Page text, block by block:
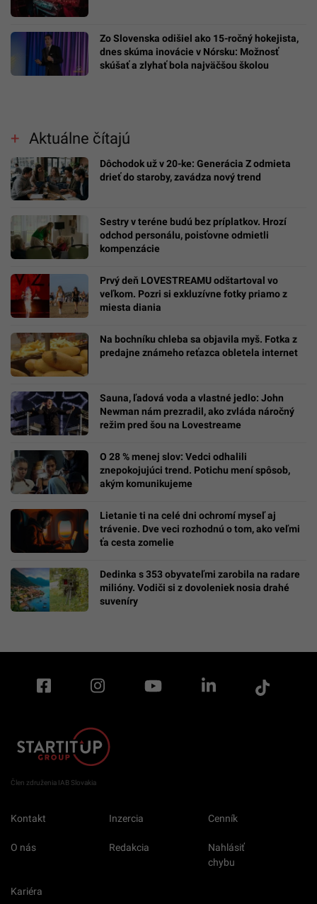
Zo Slovenska odišiel ako 15-ročný hokejista,
dnes skúma inovácie v Nórsku: Možnosť
skúšať a zlyhať bola najväčšou školou
Aktuálne čítajú
Dôchodok už v 20-ke: Generácia Z odmieta
drieť do staroby, zavádza nový trend
Sestry v teréne budú bez príplatkov. Hrozí
odchod personálu, poisťovne odmietli
kompenzácie
Prvý deň LOVESTREAMU odštartoval vo
veľkom. Pozri si exkluzívne fotky priamo z
miesta diania
Na bochníku chleba sa objavila myš. Fotka z
predajne známeho reťazca obletela internet
Sauna, ľadová voda a vlastné jedlo: John
Newman nám prezradil, ako zvláda náročný
režim pred šou na Lovestreame
O 28 % menej slov: Vedci odhalili
znepokojujúci trend. Potichu mení spôsob,
akým komunikujeme
Lietanie ti na celé dni ochromí myseľ aj
trávenie. Dve veci rozhodnú o tom, ako veľmi
ťa cesta zomelie
Dedinka s 353 obyvateľmi zarobila na radare
milióny. Vodiči si z dovoleniek nosia drahé
suveníry
Člen združenia IAB Slovakia
Kontakt Inzercia Cenník
O nás Redakcia
Nahlásiť
chybu
Kariéra